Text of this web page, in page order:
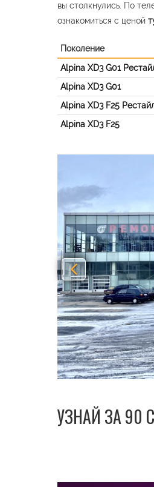
вы столкнулись. По
ознакомиться с ценой
Поколение
Alpina XD3 G01
Alpina XD3 G01
Alpina XD3 F25
Alpina XD3 F25
УЗНАЙ ЗА 90